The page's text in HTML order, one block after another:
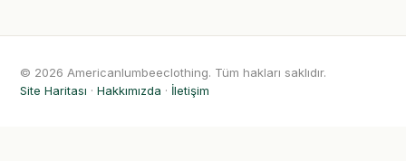
© 2026 Americanlumbeeclothing. Tüm hakları saklıdır.
Site Haritası · Hakkımızda · İletişim